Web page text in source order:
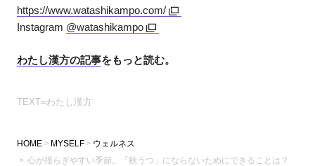
https://www.watashikampo.com/
Instagram @watashikampo
わたし漢方の記事をもっと読む。
TEXT=わたし漢方
HOME MYSELF
ウェルネス
心が揺らぎやすい季節。「秋うつ」にならないためにできることは？